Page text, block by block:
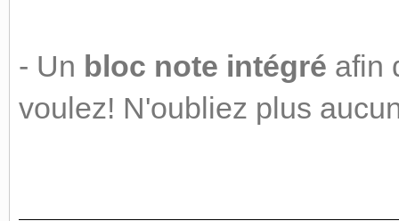
- Un bloc note intégré afin
voulez! N'oubliez plus